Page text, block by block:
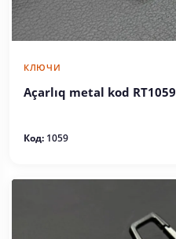
КЛЮЧИ
Açarlıq metal kod RT1059
Код: 1059